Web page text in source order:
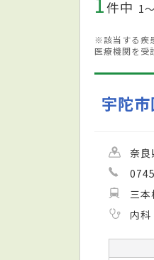
件中 1
※該当する疾
医療機関を受
宇陀
奈
三本
内科